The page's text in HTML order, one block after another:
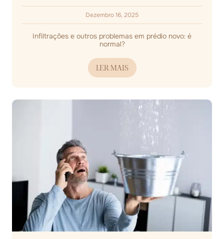
Dezembro 16, 2025
Infiltrações e outros problemas em prédio novo: é
normal?
LER MAIS